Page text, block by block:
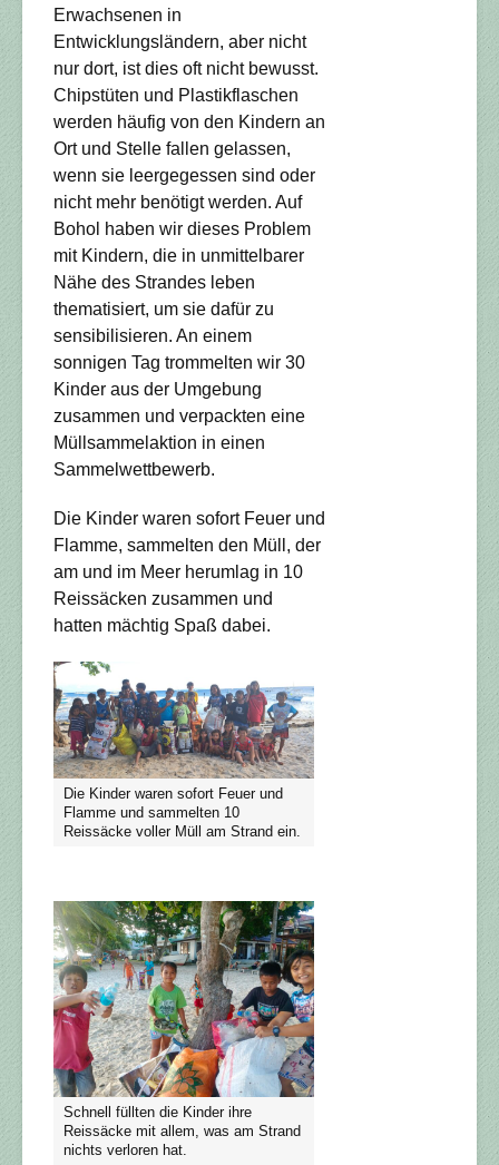
Erwachsenen in
Entwicklungsländern, aber nicht
nur dort, ist dies oft nicht bewusst.
Chipstüten und Plastikflaschen
werden häufig von den Kindern an
Ort und Stelle fallen gelassen,
wenn sie leergegessen sind oder
nicht mehr benötigt werden. Auf
Bohol haben wir dieses Problem
mit Kindern, die in unmittelbarer
Nähe des Strandes leben
thematisiert, um sie dafür zu
sensibilisieren. An einem
sonnigen Tag trommelten wir 30
Kinder aus der Umgebung
zusammen und verpackten eine
Müllsammelaktion in einen
Sammelwettbewerb.
Die Kinder waren sofort Feuer und
Flamme, sammelten den Müll, der
am und im Meer herumlag in 10
Reissäcken zusammen und
hatten mächtig Spaß dabei.
Die Kinder waren sofort Feuer und
Flamme und sammelten 10
Reissäcke voller Müll am Strand ein.
Schnell füllten die Kinder ihre
Reissäcke mit allem, was am Strand
nichts verloren hat.